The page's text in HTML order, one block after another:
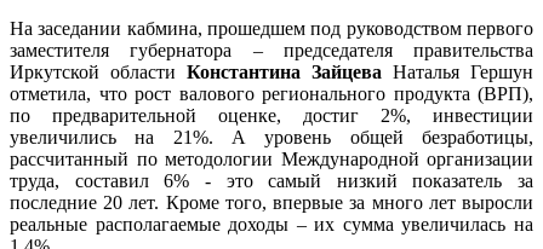
На заседании кабмина, прошедшем под руководством первого
заместителя губернатора – председателя правительства
Иркутской области Константина Зайцева Наталья Гершун
отметила, что рост валового регионального продукта (ВРП),
по предварительной оценке, достиг 2%, инвестиции
увеличились на 21%. А уровень общей безработицы,
рассчитанный по методологии Международной организации
труда, составил 6% - это самый низкий показатель за
последние 20 лет. Кроме того, впервые за много лет выросли
реальные располагаемые доходы – их сумма увеличилась на